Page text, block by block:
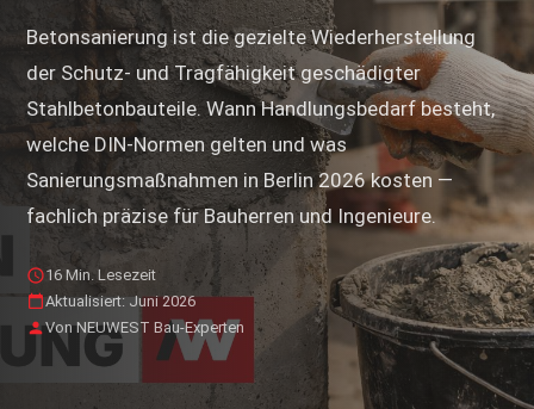
Betonsanierung ist die gezielte Wiederherstellung
der Schutz- und Tragfähigkeit geschädigter
Stahlbetonbauteile. Wann Handlungsbedarf besteht,
welche DIN-Normen gelten und was
Sanierungsmaßnahmen in Berlin 2026 kosten —
fachlich präzise für Bauherren und Ingenieure.
16 Min. Lesezeit
Aktualisiert: Juni 2026
Von NEUWEST Bau-Experten